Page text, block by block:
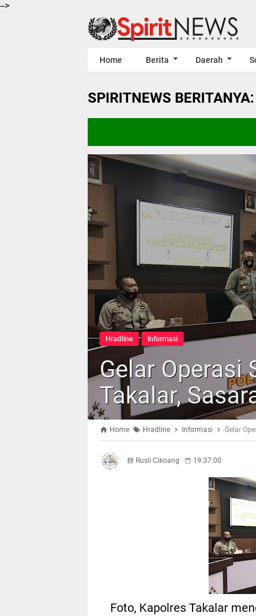
-->
Home Berita Daerah
SPIRITNEWS
Hradline Informasi
Gelar Operasi
Takalar,
Home Hradline Informasi Gelar
Rusli Cikoang 19:37:00
Foto, Kapolres Takalar